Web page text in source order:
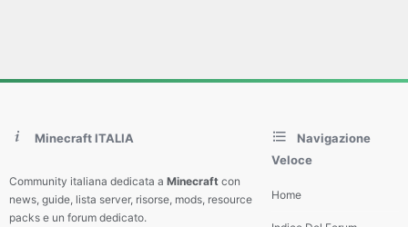
Minecraft ITALIA
Community italiana dedicata a Minecraft con
news, guide, lista server, risorse, mods, resource
packs e un forum dedicato.
Navigazione
Veloce
Home